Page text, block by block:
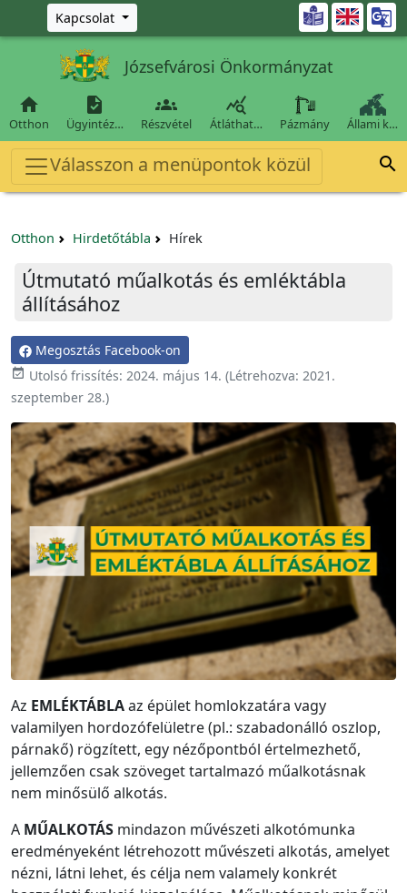
Ugrás a fő tartalomra
Kapcsolat 
Józsefvárosi Önkormányzat

Otthon

Ügyintéz…

Részvétel

Átláthat… Pázmány Állami k…
Válasszon a menüpontok közül 
Otthon Hirdetőtábla Hírek
Útmutató műalkotás és emléktábla
állításához
Megosztás Facebook-on
 Utolsó frissítés: 2024. május 14. (Létrehozva: 2021.
szeptember 28.)
Az EMLÉKTÁBLAaz épület homlokzatára vagy
valamilyen hordozófelületre (pl.: szabadonálló oszlop,
párnakő) rögzített, egy nézőpontból értelmezhető,
jellemzően csak szöveget tartalmazó műalkotásnak
nem minősülő alkotás.
A MŰALKOTÁS mindazon művészeti alkotómunka
eredményeként létrehozott művészeti alkotás, amelyet
nézni, látni lehet, és célja nem valamely konkrét